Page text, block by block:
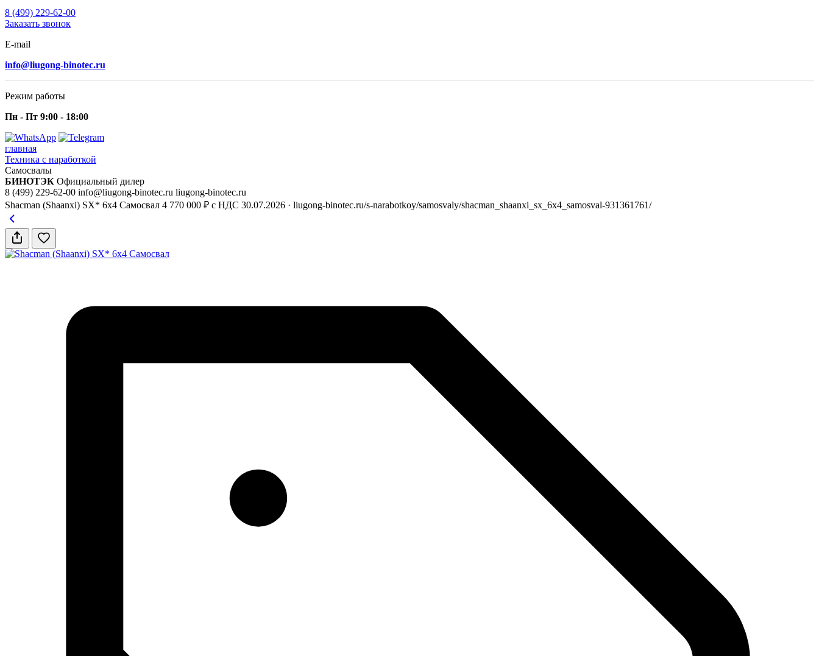
8 (499) 229-62-00
Заказать звонок
E-mail
info@liugong-binotec.ru
Режим работы
Пн - Пт 9:00 - 18:00
главная
Техника с наработкой
Самосвалы
БИНОТЭК Официальный дилер
8 (499) 229-62-00 info@liugong-binotec.ru liugong-binotec.ru
Shacman (Shaanxi) SX* 6x4 Самосвал 4 770 000 ₽ с НДС 30.07.2026 · liugong-binotec.ru/s-narabotkoy/samosvaly/shacman_shaanxi_sx_6x4_samosval-931361761/